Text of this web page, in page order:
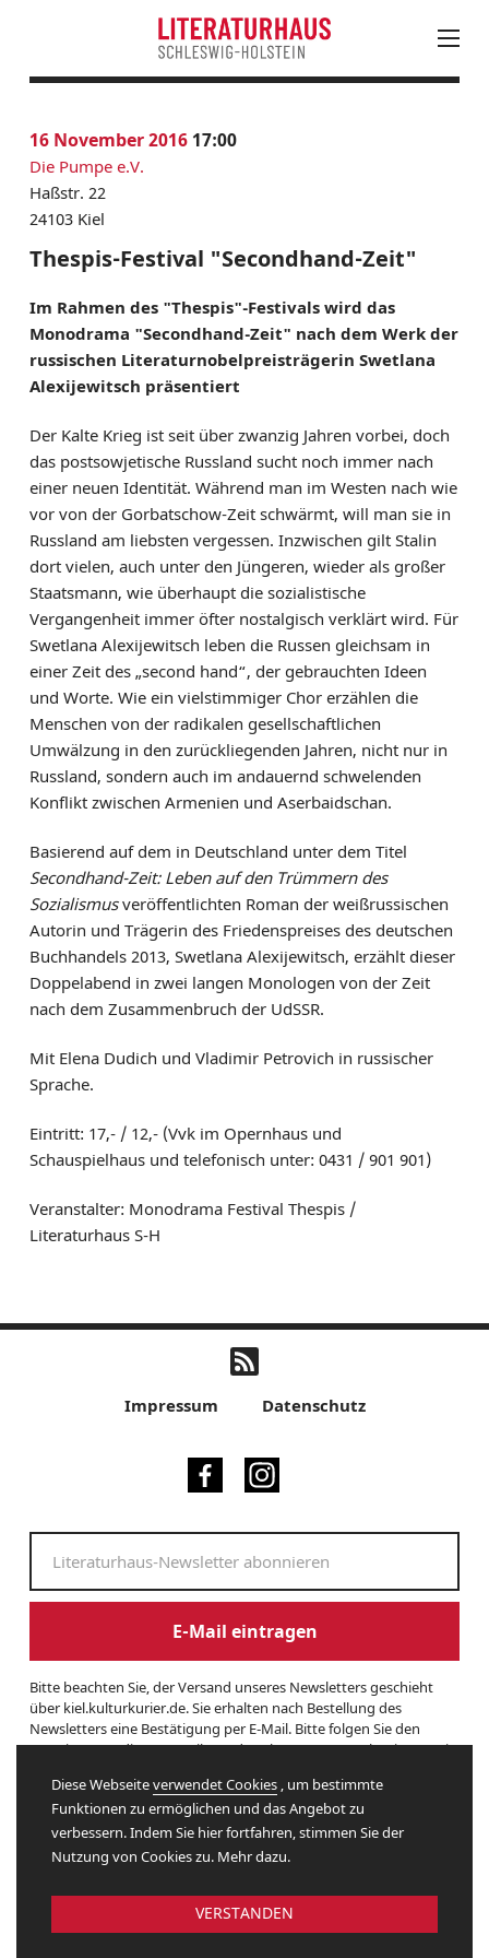
16 November 2016 17:00
Die Pumpe e.V.
Haßstr. 22
24103 Kiel
Thespis-Festival "Secondhand-Zeit"
Im Rahmen des "Thespis"-Festivals wird das
Monodrama "Secondhand-Zeit" nach dem Werk der
russischen Literaturnobelpreisträgerin Swetlana
Alexijewitsch präsentiert
Der Kalte Krieg ist seit über zwanzig Jahren vorbei, doch
das postsowjetische Russland sucht noch immer nach
einer neuen Identität. Während man im Westen nach wie
vor von der Gorbatschow-Zeit schwärmt, will man sie in
Russland am liebsten vergessen. Inzwischen gilt Stalin
dort vielen, auch unter den Jüngeren, wieder als großer
Staatsmann, wie überhaupt die sozialistische
Vergangenheit immer öfter nostalgisch verklärt wird. Für
Swetlana Alexijewitsch leben die Russen gleichsam in
einer Zeit des „second hand“, der gebrauchten Ideen
und Worte. Wie ein vielstimmiger Chor erzählen die
Menschen von der radikalen gesellschaftlichen
Umwälzung in den zurückliegenden Jahren, nicht nur in
Russland, sondern auch im andauernd schwelenden
Konflikt zwischen Armenien und Aserbaidschan.
Basierend auf dem in Deutschland unter dem Titel
Secondhand-Zeit: Leben auf den Trümmern des
Sozialismusveröffentlichten Roman der weißrussischen
Autorin und Trägerin des Friedenspreises des deutschen
Buchhandels 2013, Swetlana Alexijewitsch, erzählt dieser
Doppelabend in zwei langen Monologen von der Zeit
nach dem Zusammenbruch der UdSSR.
Mit Elena Dudich und Vladimir Petrovich in russischer
Sprache.
Eintritt: 17,- / 12,- (Vvk im Opernhaus und
Schauspielhaus und telefonisch unter: 0431 / 901 901)
Veranstalter: Monodrama Festival Thespis /
Literaturhaus S-H
Mo Di Mi Do
27
24
25 26 27 28
30
31
1 2 3 4 5 6
KALENDER
AKTUELLES
LESUNGEN, VERANSTALTUNGEN & FESTIVALS
JUNGES LITERATURHAUS
NEWSLETTER ABONNIEREN
LITERATUR IN SH
LITERATURHAUS
BESTELLSERVICE
KONTAKT & ANFAHRT
Impressum Datenschutz
E-Mail eintragen
Bitte beachten Sie, der Versand unseres Newsletters geschieht
über kiel.kulturkurier.de. Sie erhalten nach Bestellung des
Newsletters eine Bestätigung per E-Mail. Bitte folgen Sie den
Anweisungen dieser E-Mail, um das Abonnement zu beginnen. Sie
Ende eines Newsletters entsprechende Informationen. Und hier
finden Sie unsereDatenschutzerklärung.
Website by
Diese Webseiteverwendet Cookies , um bestimmte
Funktionen zu ermöglichen und das Angebot zu
verbessern. Indem Sie hier fortfahren, stimmen Sie der
Nutzung von Cookies zu. Mehr dazu.
VERSTANDEN